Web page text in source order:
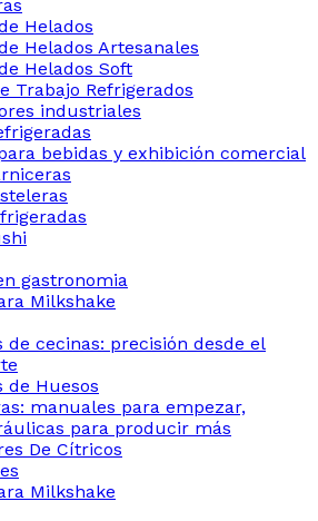
Helados
Helados Artesanales
Helados Soft
Trabajo Refrigerados
industriales
bebidas y exhibición comercial
gastronomia
Milkshake
de cecinas: precisión desde el
de Huesos
manuales para empezar,
para producir más
De Cítricos
Milkshake